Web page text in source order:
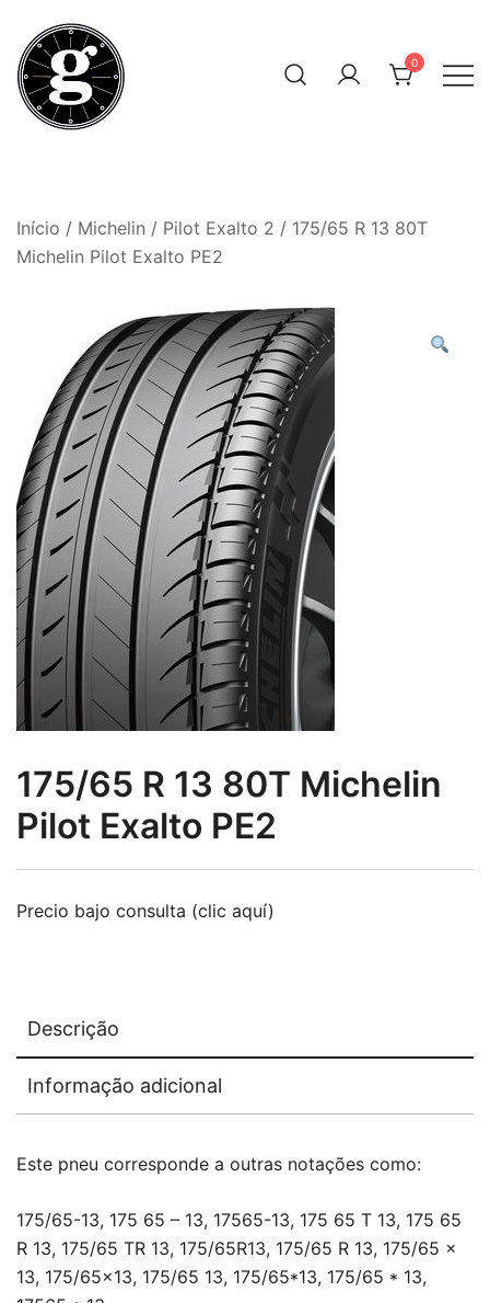
content
0
Início / Michelin / Pilot Exalto 2 / 175/65 R 13 80T
Michelin Pilot Exalto PE2
175/65 R 13 80T Michelin
Pilot Exalto PE2
Precio bajo consulta (clic aquí)
Descrição
Informação adicional
Este pneu corresponde a outras notações como:
175/65-13, 175 65 – 13, 17565-13, 175 65 T 13, 175 65
R 13, 175/65 TR 13, 175/65R13, 175/65 R 13, 175/65 x
13, 175/65×13, 175/65 13, 175/65*13, 175/65 * 13,